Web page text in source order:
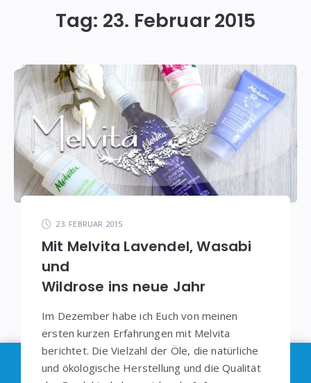
Tag: 23. Februar 2015
23. FEBRUAR 2015
Mit Melvita Lavendel, Wasabi
und
Wildrose ins neue Jahr
Im Dezember habe ich Euch von meinen
ersten kurzen Erfahrungen mit Melvita
berichtet. Die Vielzahl der Öle, die natürliche
und ökologische Herstellung und die Qualität
Im Sinne derDSGVO: Die Erfassung Deiner Daten